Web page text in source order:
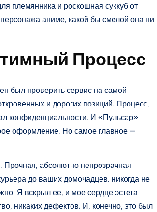
племянника и роскошная суккуб от
аниме, какой бы смелой она ни
Процесс
был проверить сервис на самой
и дорогих позиций. Процесс,
конфиденциальности. И «Пульсар»
оформление. Но самое главное —
Прочная, абсолютно непрозрачная
до ваших домочадцев, никогда не
Я вскрыл ее, и мое сердце эстета
никаких дефектов. И, конечно, это был